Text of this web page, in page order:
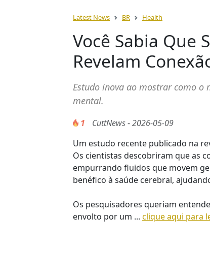
Latest News BR Health
Você Sabia Que
Revelam
Estudo inova ao mostrar como o
mental.
1 CuttNews-2026-05-09
Um estudo recente publicado na
Os cientistas descobriram que as
empurrando fluidos que movem
benéfico à saúde cerebral,
Os pesquisadores queriam
envolto por um ... clique aqui para